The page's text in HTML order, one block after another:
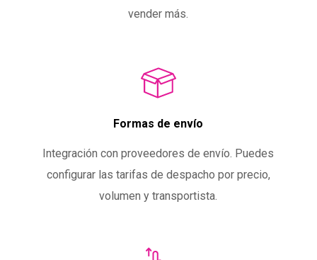
vender más.
Formas de envío
Integración con proveedores de envío. Puedes
configurar las tarifas de despacho por precio,
volumen y transportista.